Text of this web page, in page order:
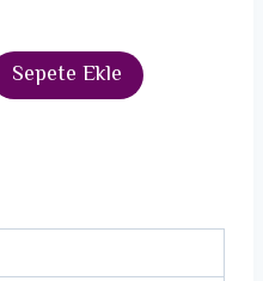
Sepete Ekle